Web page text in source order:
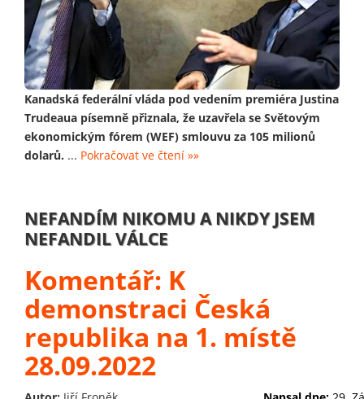
Kanadská federální vláda pod vedením premiéra Justina
Trudeaua písemně přiznala, že uzavřela se Světovým
ekonomickým fórem (WEF) smlouvu za 105 milionů
dolarů. ... Pokračovat ve čtení »»
NEFANDÍM NIKOMU A NIKDY JSEM
NEFANDIL VÁLCE
Komentář: K
demonstraci Česká
republika na 1. místě
28.09.2022